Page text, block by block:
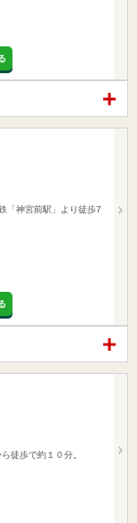
「神宮前駅」より徒歩7
徒歩で約１０分。